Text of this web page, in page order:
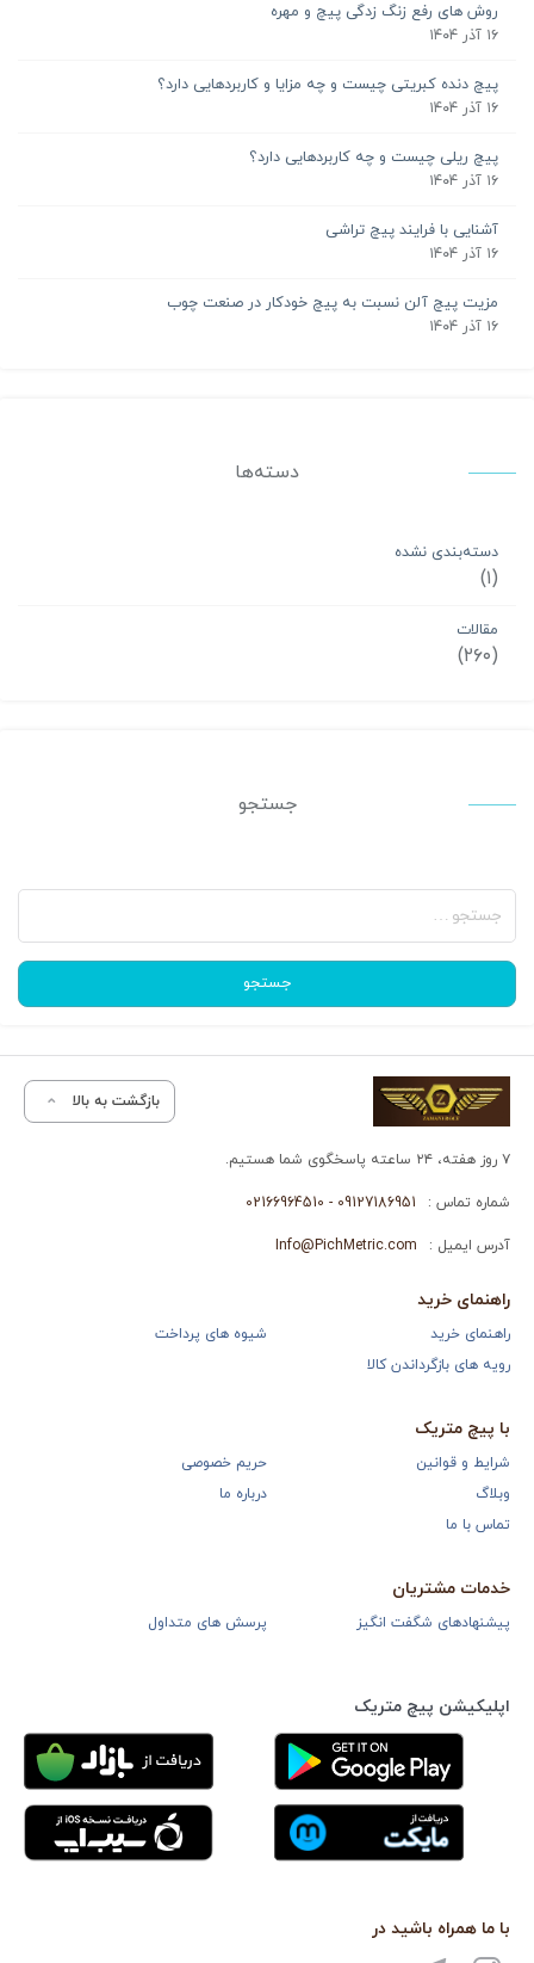
روش های رفع زنگ زدگی پیچ و مهره
۱۶ آذر ۱۴۰۴
پیچ دنده کبریتی چیست و چه مزایا و کاربردهایی دارد؟
۱۶ آذر ۱۴۰۴
پیچ ریلی چیست و چه کاربردهایی دارد؟
۱۶ آذر ۱۴۰۴
آشنایی با فرایند پیچ تراشی
۱۶ آذر ۱۴۰۴
مزیت پیچ آلن نسبت به پیچ خودکار در صنعت چوب
۱۶ آذر ۱۴۰۴
دسته‌ها
دسته‌بندی نشده
(۱)
مقالات
(۲۶۰)
جستجو
جستجو
برای:
جستجو
بازگشت به بالا
۷ روز هفته، ۲۴ ساعته پاسخگوی شما هستیم.
شماره تماس : 09127186951 - 02166964510
آدرس ایمیل : Info@PichMetric.com
راهنمای خرید
راهنمای خرید
شیوه های پرداخت
رویه های بازگرداندن کالا
با پیچ متریک
شرایط و قوانین
حریم خصوصی
وبلاگ
درباره ما
تماس با ما
خدمات مشتریان
پیشنهادهای شگفت انگیز پرسش های متداول
اپلیکیشن پیچ متریک
با ما همراه باشید در